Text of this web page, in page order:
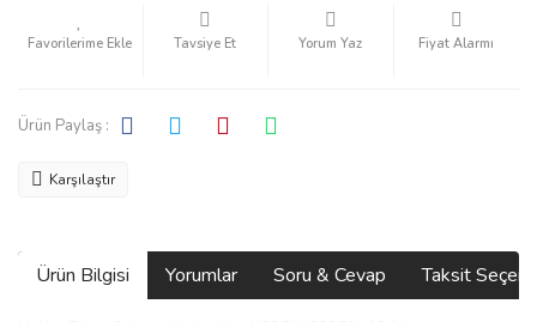
Tavsiye Et Yorum Yaz Fiyat Alarmı
Ürün Paylaş :
Karşılaştır
Ürün Bilgisi Yorumlar Soru & Cevap Taksit